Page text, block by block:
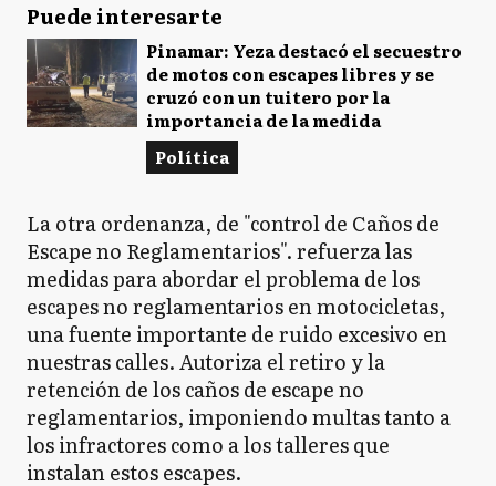
Puede interesarte
Pinamar: Yeza destacó el secuestro
de motos con escapes libres y se
cruzó con un tuitero por la
importancia de la medida
Política
La otra ordenanza, de "control de Caños de
Escape no Reglamentarios". refuerza las
medidas para abordar el problema de los
escapes no reglamentarios en motocicletas,
una fuente importante de ruido excesivo en
nuestras calles. Autoriza el retiro y la
retención de los caños de escape no
reglamentarios, imponiendo multas tanto a
los infractores como a los talleres que
instalan estos escapes.